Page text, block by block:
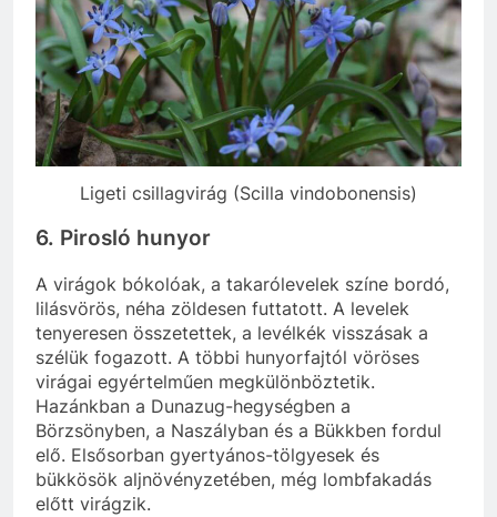
Ligeti csillagvirág (Scilla vindobonensis)
6. Pirosló hunyor
A virágok bókolóak, a takarólevelek színe bordó,
lilásvörös, néha zöldesen futtatott. A levelek
tenyeresen összetettek, a levélkék visszásak a
szélük fogazott. A többi hunyorfajtól vöröses
virágai egyértelműen megkülönböztetik.
Hazánkban a Dunazug-hegységben a
Börzsönyben, a Naszályban és a Bükkben fordul
elő. Elsősorban gyertyános-tölgyesek és
bükkösök aljnövényzetében, még lombfakadás
előtt virágzik.